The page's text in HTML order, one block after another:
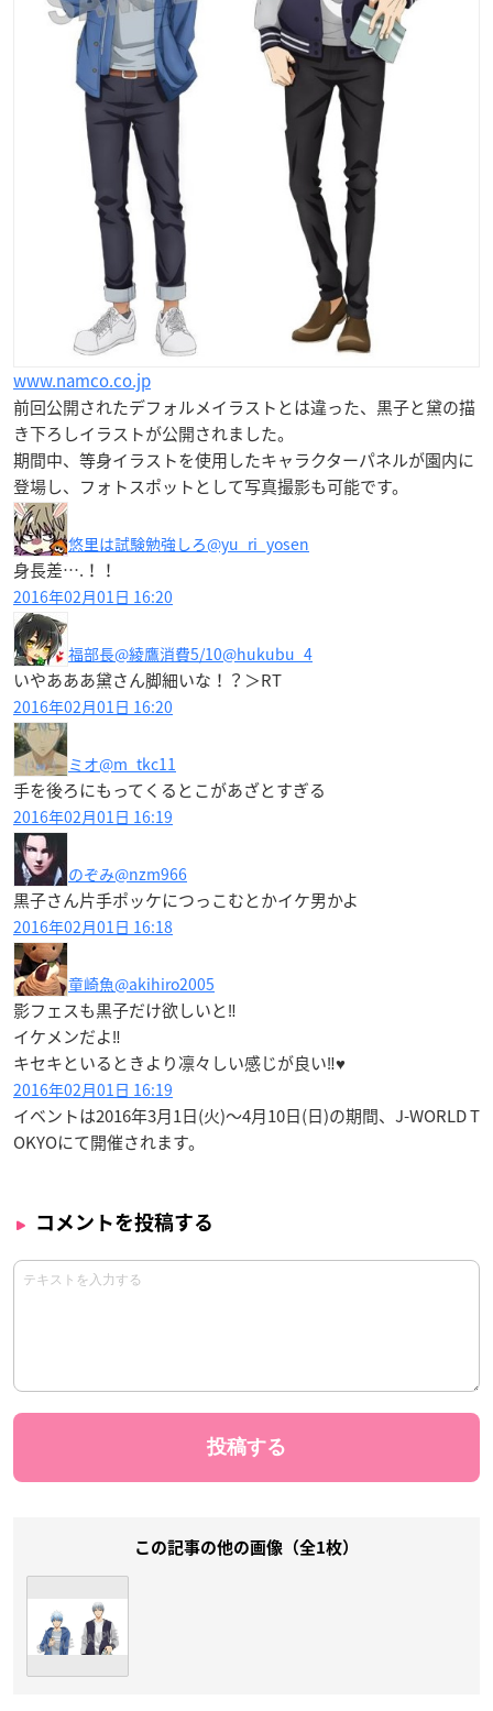
www.namco.co.jp
前回公開されたデフォルメイラストとは違った、黒子と黛の描
き下ろしイラストが公開されました。
期間中、等身イラストを使用したキャラクターパネルが園内に
登場し、フォトスポットとして写真撮影も可能です。
悠里は試験勉強しろ@yu_ri_yosen
身長差….！！
2016年02月01日 16:20
福部長@綾鷹消費5/10@hukubu_4
いやあああ黛さん脚細いな！？＞RT
2016年02月01日 16:20
ミオ@m_tkc11
手を後ろにもってくるとこがあざとすぎる
2016年02月01日 16:19
のぞみ@nzm966
黒子さん片手ポッケにつっこむとかイケ男かよ
2016年02月01日 16:18
童崎魚@akihiro2005
影フェスも黒子だけ欲しいと‼
イケメンだよ‼
キセキといるときより凛々しい感じが良い‼♥
2016年02月01日 16:19
イベントは2016年3月1日(火)～4月10日(日)の期間、J-WORLD T
OKYOにて開催されます。
コメントを投稿する
この記事の他の画像（全1枚）